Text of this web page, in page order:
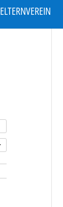
ELTERNVEREIN